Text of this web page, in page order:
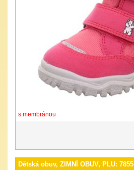
s membránou
Dětská obuv, ZIMNÍ OBUV, PLU: 7855